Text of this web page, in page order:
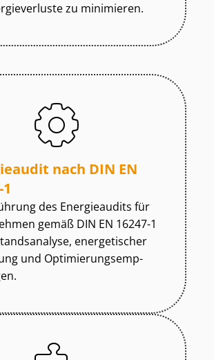
zu minimieren.
nach DIN EN
des Energieaudits für
gemäß DIN EN 16247-1
energetischer
und Op­ti­mie­rungs­emp­